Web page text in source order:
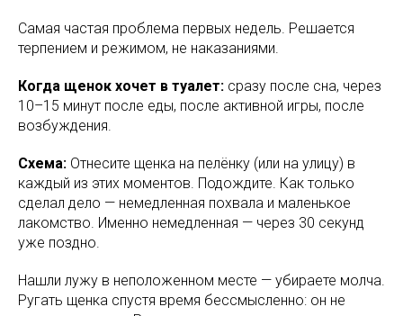
Самая частая проблема первых недель. Решается
терпением и режимом, не наказаниями.
Когда щенок хочет в туалет: сразу после сна, через
10–15 минут после еды, после активной игры, после
возбуждения.
Схема: Отнесите щенка на пелёнку (или на улицу) в
каждый из этих моментов. Подождите. Как только
сделал дело — немедленная похвала и маленькое
лакомство. Именно немедленная — через 30 секунд
уже поздно.
Нашли лужу в неположенном месте — убираете молча.
Ругать щенка спустя время бессмысленно: он не